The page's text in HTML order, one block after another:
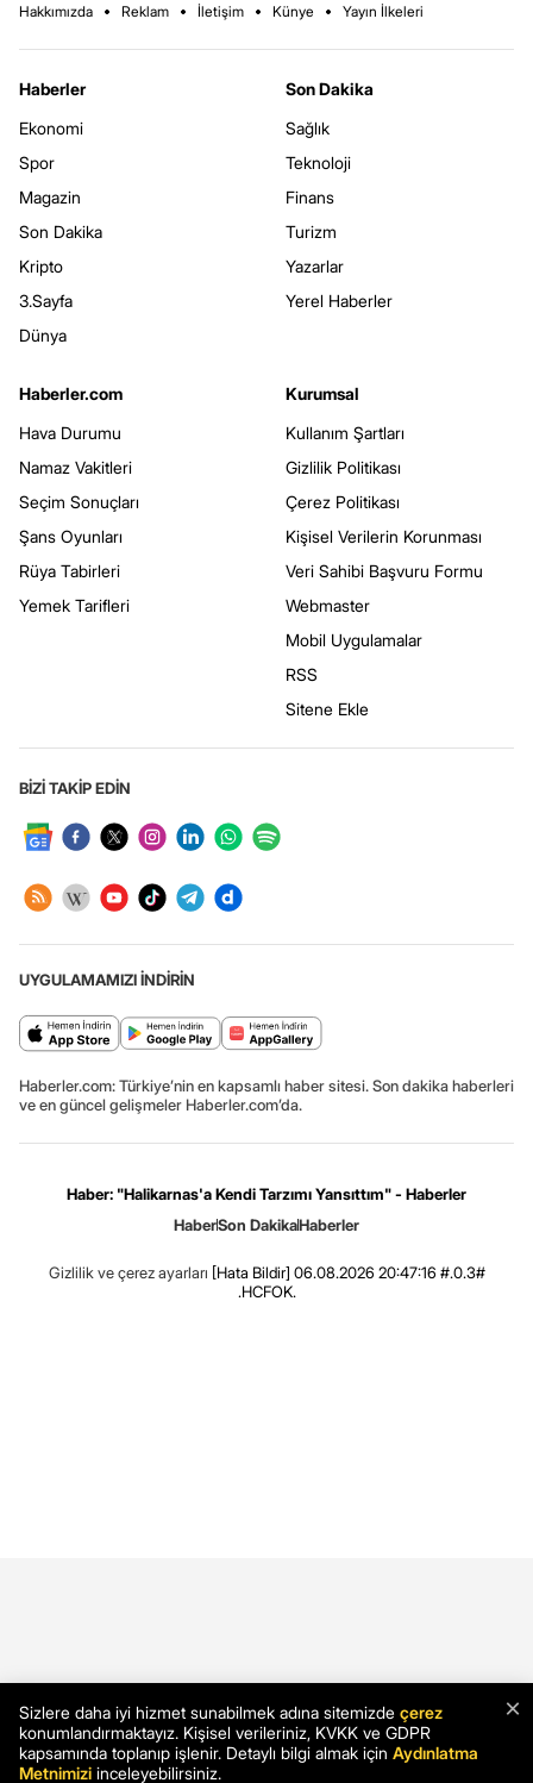
Hakkımızda Reklam İletişim Künye Yayın İlkeleri
Haberler
Ekonomi
Spor
Magazin
Son Dakika
Kripto
3.Sayfa
Dünya
Son Dakika
Sağlık
Teknoloji
Finans
Turizm
Yazarlar
Yerel Haberler
Haberler.com
Hava Durumu
Namaz Vakitleri
Seçim Sonuçları
Şans Oyunları
Rüya Tabirleri
Yemek Tarifleri
Kurumsal
Kullanım Şartları
Gizlilik Politikası
Çerez Politikası
Kişisel Verilerin Korunması
Veri Sahibi Başvuru Formu
Webmaster
Mobil Uygulamalar
RSS
Sitene Ekle
BİZİ TAKİP EDİN
UYGULAMAMIZI İNDİRİN
Haberler.com: Türkiye’nin en kapsamlı haber sitesi. Son dakika haberleri
ve en güncel gelişmeler Haberler.com’da.
Haber: "Halikarnas'a Kendi Tarzımı Yansıttım" - Haberler
HaberSon DakikaHaberler
Gizlilik ve çerez ayarları [Hata Bildir] 06.08.2026 20:47:16 #.0.3#
.HCFOK.
×
Sizlere daha iyi hizmet sunabilmek adına sitemizde çerez
konumlandırmaktayız. Kişisel verileriniz, KVKK ve GDPR
kapsamında toplanıp işlenir. Detaylı bilgi almak için Aydınlatma
Metnimizi inceleyebilirsiniz.